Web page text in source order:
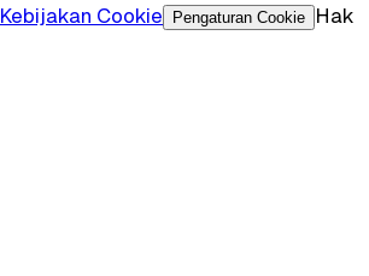
Kebijakan Cookie Pengaturan Cookie
Hak